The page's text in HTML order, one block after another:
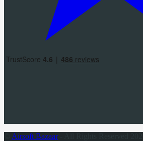
Airsoft Bazaar- All Rights Reserved 2026